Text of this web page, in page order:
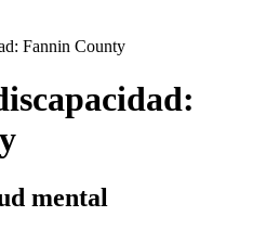
Fannin County
mental